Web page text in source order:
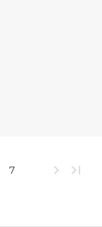
7 chevron_right last_page